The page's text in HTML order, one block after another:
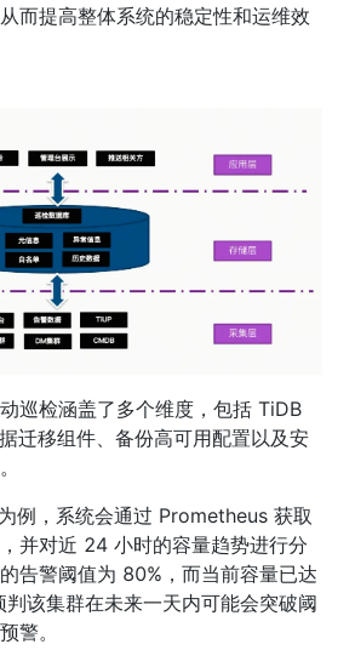
而提高整体系统的稳定性和运维效
巡检涵盖了多个维度，包括 TiDB
迁移组件、备份高可用配置以及安
例，系统会通过 Prometheus 获取
并对近 24 小时的容量趋势进行分
告警阈值为 80%，而当前容量已达
该集群在未来一天内可能会突破阈
警。